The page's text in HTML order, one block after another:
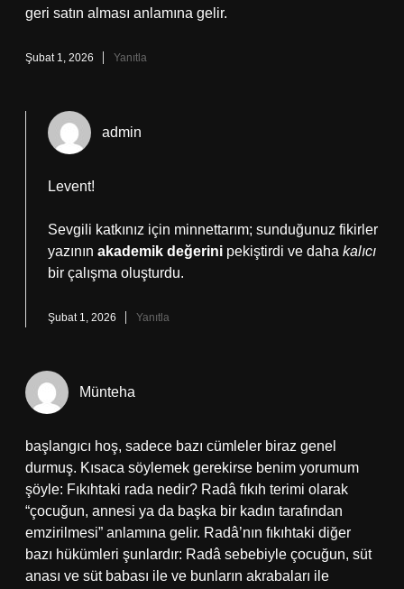
geri satın alması anlamına gelir.
Şubat 1, 2026 Yanıtla
admin
Levent!
Sevgili katkınız için minnettarım; sunduğunuz fikirler
yazının akademik değerini pekiştirdi ve daha kalıcı
bir çalışma oluşturdu.
Şubat 1, 2026 Yanıtla
Münteha
başlangıcı hoş, sadece bazı cümleler biraz genel
durmuş. Kısaca söylemek gerekirse benim yorumum
şöyle: Fıkıhtaki rada nedir? Radâ fıkıh terimi olarak
“çocuğun, annesi ya da başka bir kadın tarafından
emzirilmesi” anlamına gelir. Radâ’nın fıkıhtaki diğer
bazı hükümleri şunlardır: Radâ sebebiyle çocuğun, süt
anası ve süt babası ile ve bunların akrabaları ile